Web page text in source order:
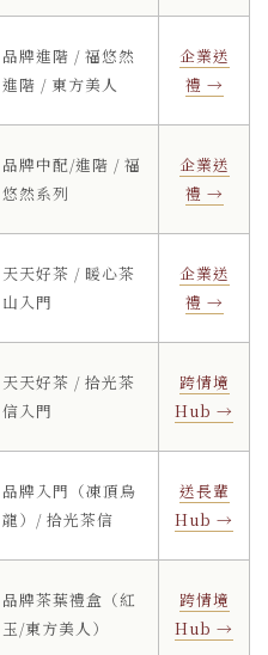
品牌進階 / 福悠然
進階 / 東方美人
企業送
禮 →
品牌中配/進階 / 福
悠然系列
企業送
禮 →
天天好茶 / 暖心茶
山入門
企業送
禮 →
天天好茶 / 拾光茶
信入門
跨情境
Hub →
品牌入門（凍頂烏
龍）/ 拾光茶信
送長輩
Hub →
品牌茶葉禮盒（紅
玉/東方美人）
跨情境
Hub →